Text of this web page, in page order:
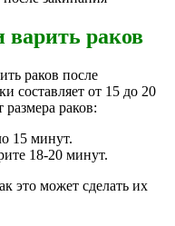
варить раков
раков после
составляет от 15 до 20
раков:
15 минут.
18-20 минут.
это может сделать их